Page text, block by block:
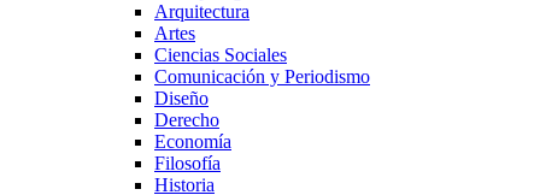
Arquitectura
Artes
Ciencias Sociales
Comunicación y Periodismo
Diseño
Derecho
Economía
Filosofía
Historia